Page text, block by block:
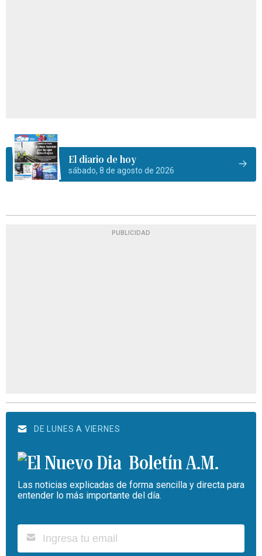
El diario de hoy
sábado, 8 de agosto de 2026
PUBLICIDAD
DE LUNES A VIERNES
Boletín A.M.
Las noticias explicadas de forma sencilla y directa para
entender lo más importante del día.